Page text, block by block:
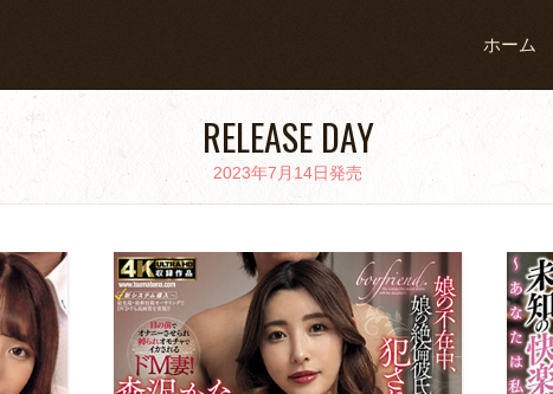
ホーム
RELEASE DAY
2023年7月14日発売